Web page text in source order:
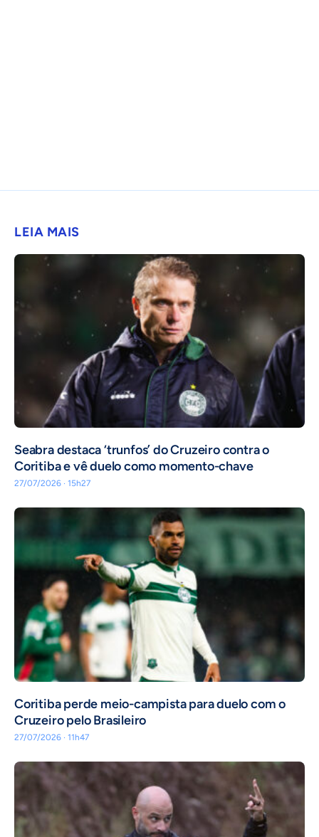
LEIA MAIS
Seabra destaca ‘trunfos’ do Cruzeiro contra o
Coritiba e vê duelo como momento-chave
27/07/2026 · 15h27
Coritiba perde meio-campista para duelo com o
Cruzeiro pelo Brasileiro
27/07/2026 · 11h47